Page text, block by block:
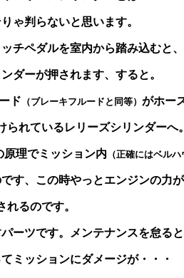
ゃ判らないと思います。
チペダルを室内から踏み込むと、
ダーが押されます、すると。
ド （ブレーキフルードと同等） がホー
られているレリーズシリンダーへ。
理でミッション内 （正確にはベルハ
す、この時やっとエンジンの力が
れるのです。
ーツです。メンテナンスを怠ると
ミッションにダメージが・・・